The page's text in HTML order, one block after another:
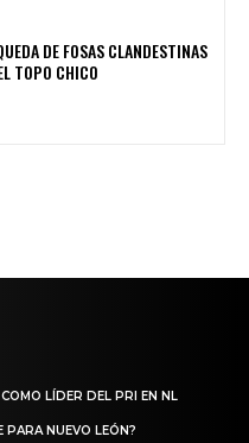
DE FOSAS CLANDESTINAS
TOPO CHICO
LÍDER DEL PRI EN NL
PARA NUEVO LEÓN?